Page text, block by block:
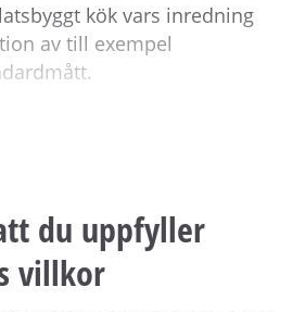
kök vars inredning
av till exempel
kan du behöva uppvisa
tillkommer.
du uppfyller
villkor